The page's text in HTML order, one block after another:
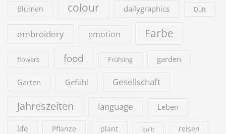
Blumen colour dailygraphics Duft
embroidery emotion Farbe
flowers food Frühling garden
Garten Gefühl Gesellschaft
Jahreszeiten language Leben
life Pflanze plant quilt reisen